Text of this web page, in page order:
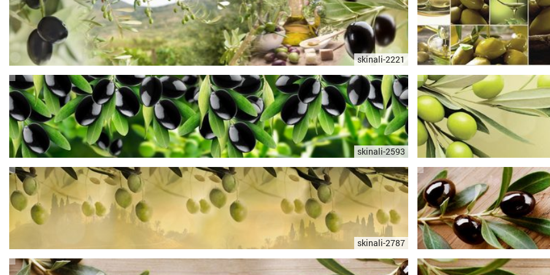
skinali-2221
skinali-2593
skinali-2787